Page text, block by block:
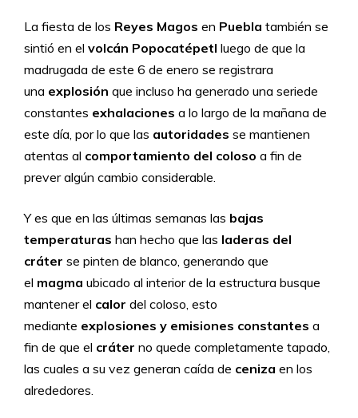
La fiesta de los Reyes Magos en Puebla también se
sintió en el volcán Popocatépetl luego de que la
madrugada de este 6 de enero se registrara
una explosión que incluso ha generado una seriede
constantes exhalaciones a lo largo de la mañana de
este día, por lo que las autoridades se mantienen
atentas al comportamiento del coloso a fin de
prever algún cambio considerable.
Y es que en las últimas semanas las bajas
temperaturas han hecho que las laderas del
cráter se pinten de blanco, generando que
el magma ubicado al interior de la estructura busque
mantener el calor del coloso, esto
mediante explosiones y emisiones constantes a
fin de que el cráter no quede completamente tapado,
las cuales a su vez generan caída de ceniza en los
alrededores.